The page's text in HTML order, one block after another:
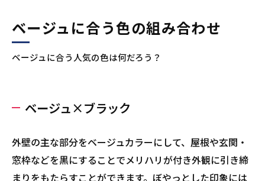
和風でも洋風でも合う
周囲に溶け込みやすい
ベージュカラーとの組み合わせを楽しもう！
ベージュに合う色の組み合わせ
ベージュに合う人気の色は何だろう？
ベージュ×ブラック
外壁の主な部分をベージュカラーにして、屋根や玄関・
窓枠などを黒にすることでメリハリが付き外観に引き締
まりをもたらすことができます。ぼやっとした印象には